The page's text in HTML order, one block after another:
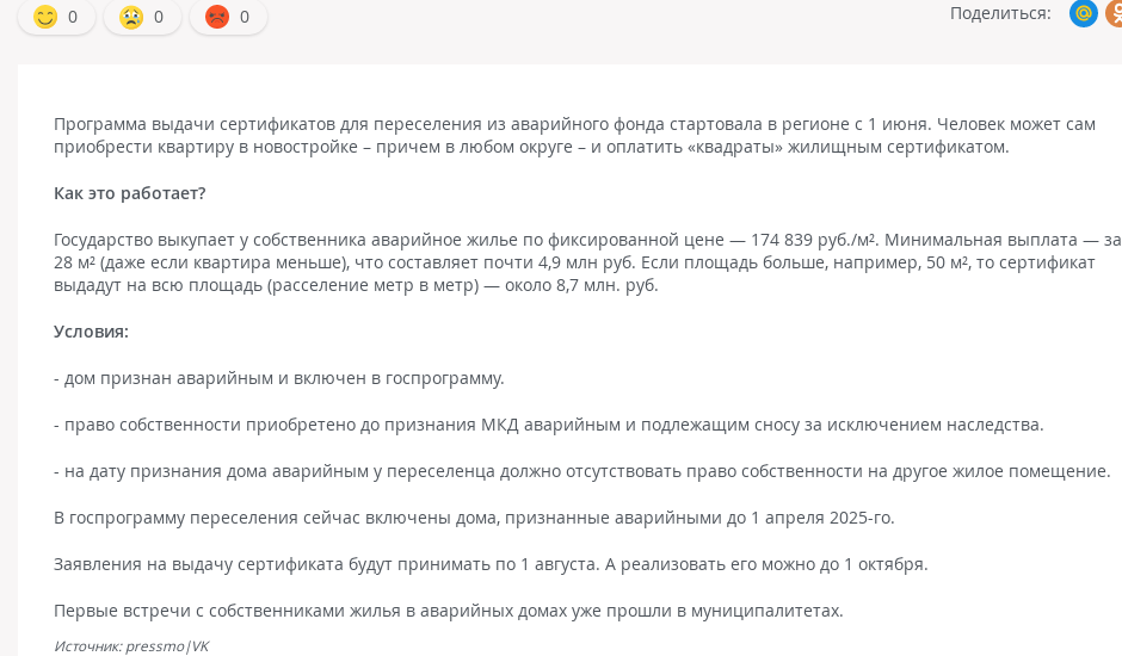
0 0 0 Поделиться:
Программа выдачи сертификатов для переселения из аварийного фонда стартовала в регионе с 1 июня. Человек может сам
приобрести квартиру в новостройке – причем в любом округе – и оплатить «квадраты» жилищным сертификатом.
Как это работает?
Государство выкупает у собственника аварийное жилье по фиксированной цене — 174 839 руб./м². Минимальная выплата — за
28 м² (даже если квартира меньше), что составляет почти 4,9 млн руб. Если площадь больше, например, 50 м², то сертификат
выдадут на всю площадь (расселение метр в метр) — около 8,7 млн. руб.
Условия:
- дом признан аварийным и включен в госпрограмму.
- право собственности приобретено до признания МКД аварийным и подлежащим сносу за исключением наследства.
- на дату признания дома аварийным у переселенца должно отсутствовать право собственности на другое жилое помещение.
В госпрограмму переселения сейчас включены дома, признанные аварийными до 1 апреля 2025-го.
Заявления на выдачу сертификата будут принимать по 1 августа. А реализовать его можно до 1 октября.
Первые встречи с собственниками жилья в аварийных домах уже прошли в муниципалитетах.
Источник: pressmo|VK